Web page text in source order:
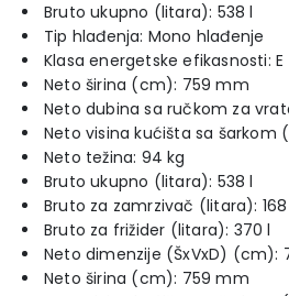
Bruto ukupno (litara): 538 l
Tip hlađenja: Mono hlađenje
Klasa energetske efikasnosti: E
Neto širina (cm): 759 mm
Neto dubina sa ručkom za
Neto visina kućišta sa šarkom
Neto težina: 94 kg
Bruto ukupno (litara): 538 l
Bruto za zamrzivač (litara):
Bruto za frižider (litara): 370 l
Neto dimenzije (ŠxVxD) (cm):
Neto širina (cm): 759 mm